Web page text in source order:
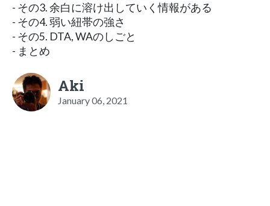
- その3. 余白に溶け出していく情報がある
- その4. 弱い紐帯の強さ
- その5. DTA, WAのしごと
- まとめ
Aki
January 06, 2021